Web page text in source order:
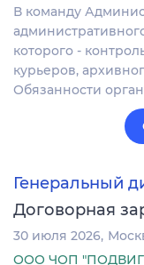
В команду
которого -
курьеров,
Обязанности
Генеральный
Договорная
30 июля 2026
ООО ЧОП